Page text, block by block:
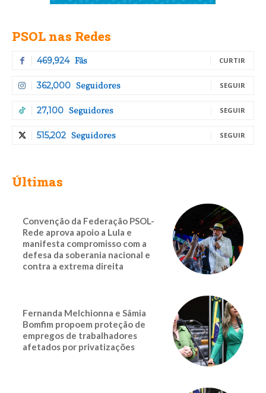
PSOL nas Redes
469,924 Fãs CURTIR
362,000 Seguidores SEGUIR
27,100 Seguidores SEGUIR
515,202 Seguidores SEGUIR
Últimas
Convenção da Federação PSOL-
Rede aprova apoio a Lula e
manifesta compromisso com a
defesa da soberania nacional e
contra a extrema direita
Fernanda Melchionna e Sâmia
Bomfim propoem proteção de
empregos de trabalhadores
afetados por privatizações